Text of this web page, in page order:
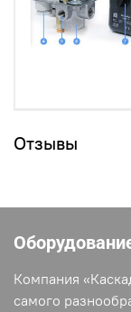
Отзывы
Компания
самого